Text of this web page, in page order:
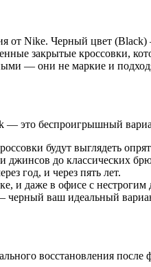
от Nike. Черный цвет
закрытые кроссовки,
— они не маркие и
— это беспроигрышный
будут выглядеть
до классических
год, и через пять лет.
и даже в офисе с нестрогим
черный ваш идеальный
восстановления после